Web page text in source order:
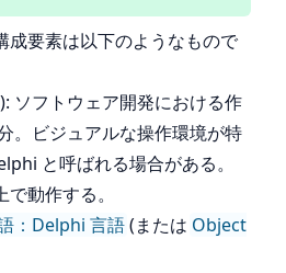
成要素は以下のようなもので
ソフトウェア開発における作
。ビジュアルな操作環境が特
と呼ばれる場合がある。
動作する。
：Delphi 言語(または Object